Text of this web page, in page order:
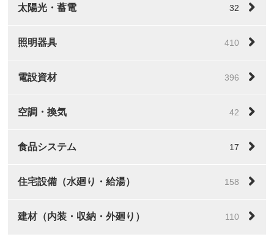
太陽光・蓄電 32
照明器具 410
電設資材 396
空調・換気 42
食品システム 17
住宅設備（水廻り・給湯） 158
建材（内装・収納・外廻り） 110